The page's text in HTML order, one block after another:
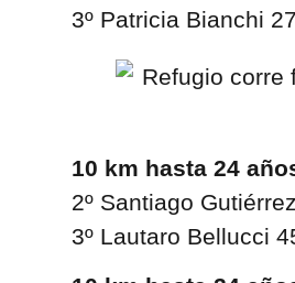
3º Patricia Bianchi
10 km hasta 24
2º Santiago Gutiérrez
3º Lautaro Bellucci